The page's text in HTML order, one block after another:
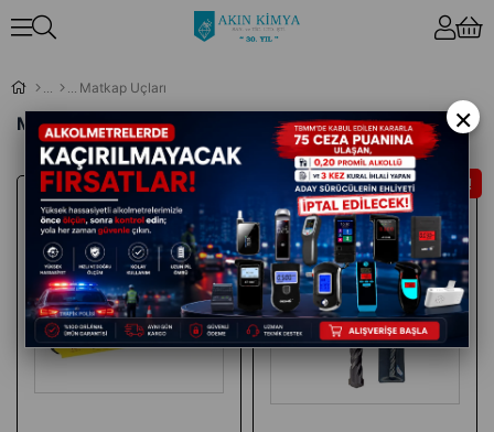
Matkap Uçları
Matkap Uçları
İndirim İndirim
×